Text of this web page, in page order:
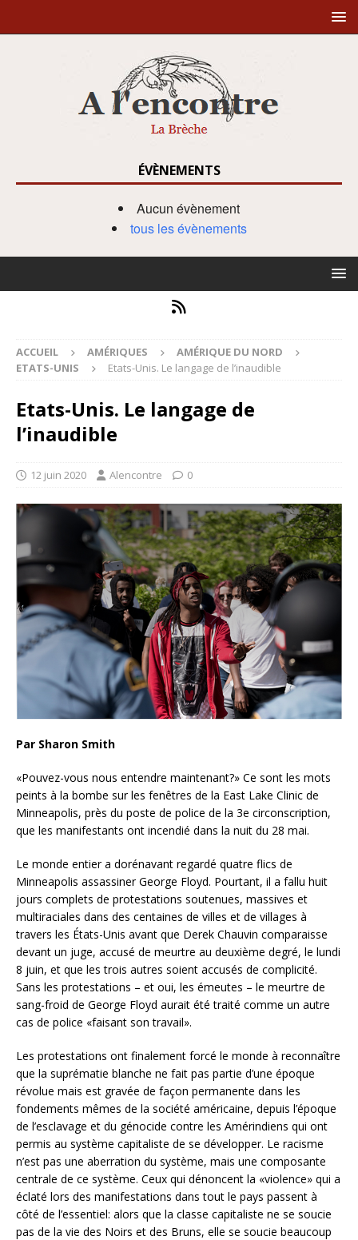
ÉVÈNEMENTS
Aucun évènement
tous les évènements
ACCUEIL AMÉRIQUES
AMÉRIQUE DU NORD
ETATS-UNIS
Etats-Unis. Le langage de l’inaudible
Etats-Unis. Le langage de
l’inaudible
12 juin 2020 Alencontre 0
Par Sharon Smith
«Pouvez-vous nous entendre maintenant?» Ce sont les mots
peints à la bombe sur les fenêtres de la East Lake Clinic de
Minneapolis, près du poste de police de la 3e circonscription,
que les manifestants ont incendié dans la nuit du 28 mai.
Le monde entier a dorénavant regardé quatre flics de
Minneapolis assassiner George Floyd. Pourtant, il a fallu huit
jours complets de protestations soutenues, massives et
multiraciales dans des centaines de villes et de villages à
travers les États-Unis avant que Derek Chauvin comparaisse
devant un juge, accusé de meurtre au deuxième degré, le lundi
8 juin, et que les trois autres soient accusés de complicité.
Sans les protestations – et oui, les émeutes – le meurtre de
sang-froid de George Floyd aurait été traité comme un autre
cas de police «faisant son travail».
Les protestations ont finalement forcé le monde à reconnaître
que la suprématie blanche ne fait pas partie d’une époque
révolue mais est gravée de façon permanente dans les
fondements mêmes de la société américaine, depuis l’époque
de l’esclavage et du génocide contre les Amérindiens qui ont
permis au système capitaliste de se développer. Le racisme
n’est pas une aberration du système, mais une composante
centrale de ce système. Ceux qui dénoncent la «violence» qui a
éclaté lors des manifestations dans tout le pays passent à
côté de l’essentiel: alors que la classe capitaliste ne se soucie
pas de la vie des Noirs et des Bruns, elle se soucie beaucoup